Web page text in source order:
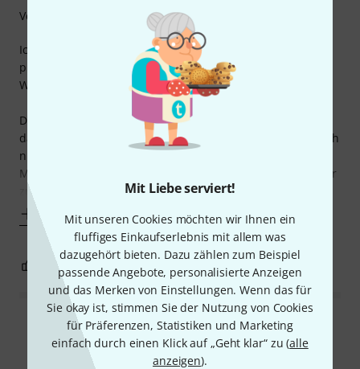
Mit Liebe serviert!
Mit unseren Cookies möchten wir Ihnen ein
fluffiges Einkaufserlebnis mit allem was
dazugehört bieten. Dazu zählen zum Beispiel
passende Angebote, personalisierte Anzeigen
und das Merken von Einstellungen. Wenn das für
Sie okay ist, stimmen Sie der Nutzung von Cookies
für Präferenzen, Statistiken und Marketing
einfach durch einen Klick auf „Geht klar“ zu (alle
anzeigen).
Ich habe mir den Ständer zusammen mit meinem Stage
piano gekauft und war direkt sehr glücklich mit meiner
Wahl.
Durch die Bauart des ständers passen sogar meine Knie
darunter (nicht wie bei einem x Ständer) und ich muss mich
nicht komisch hinsetzen um klavier spielen zu können.
Mittlerweile habe ich mir noch zusätzlich einen Synthesizer
zugelegt und habe mir
Mehr anzeigen
Verarbeitung
3
Alle Bewertungen lesen